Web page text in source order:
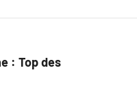
: Top des